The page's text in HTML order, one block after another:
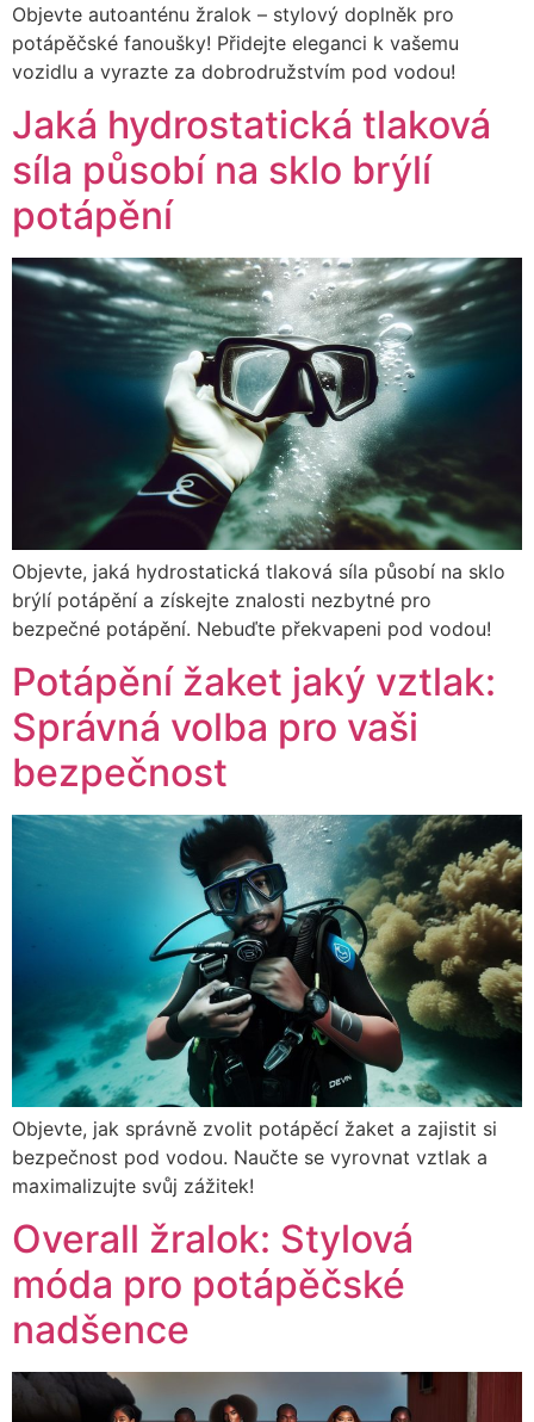
Objevte autoanténu žralok – stylový doplněk pro
potápěčské fanoušky! Přidejte eleganci k vašemu
vozidlu a vyrazte za dobrodružstvím pod vodou!
Jaká hydrostatická tlaková
síla působí na sklo brýlí
potápění
Objevte, jaká hydrostatická tlaková síla působí na sklo
brýlí potápění a získejte znalosti nezbytné pro
bezpečné potápění. Nebuďte překvapeni pod vodou!
Potápění žaket jaký vztlak:
Správná volba pro vaši
bezpečnost
Objevte, jak správně zvolit potápěcí žaket a zajistit si
bezpečnost pod vodou. Naučte se vyrovnat vztlak a
maximalizujte svůj zážitek!
Overall žralok: Stylová
móda pro potápěčské
nadšence